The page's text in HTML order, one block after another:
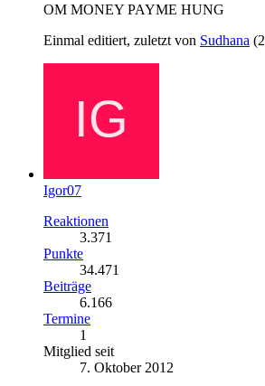
OM MONEY PAYME HUNG
Einmal editiert, zuletzt von Sudhana (
Igor07
Reaktionen
3.371
Punkte
34.471
Beiträge
6.166
Termine
1
Mitglied seit
7. Oktober 2012